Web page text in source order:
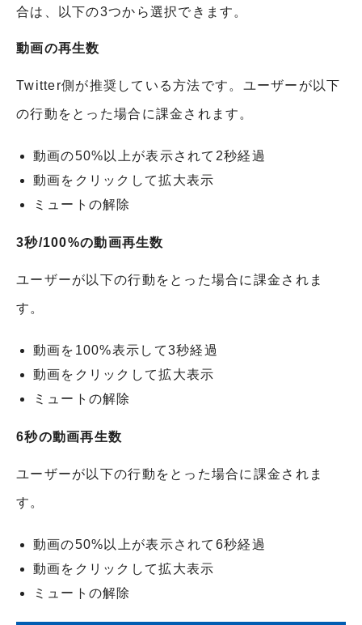
合は、以下の3つから選択できます。
動画の再生数
Twitter側が推奨している方法です。ユーザーが以下
の行動をとった場合に課金されます。
動画の50%以上が表示されて2秒経過
動画をクリックして拡大表示
ミュートの解除
3秒/100%の動画再生数
ユーザーが以下の行動をとった場合に課金されま
す。
動画を100%表示して3秒経過
動画をクリックして拡大表示
ミュートの解除
6秒の動画再生数
ユーザーが以下の行動をとった場合に課金されま
す。
動画の50%以上が表示されて6秒経過
動画をクリックして拡大表示
ミュートの解除